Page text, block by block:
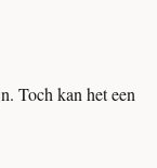
Toch kan het een